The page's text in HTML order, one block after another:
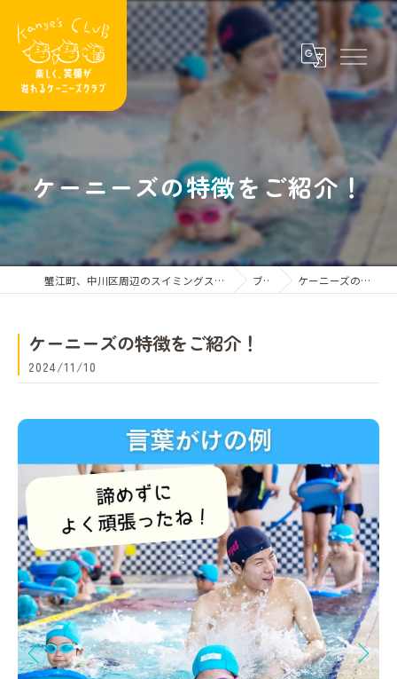
ケーニーズの特徴をご紹介！
蟹江町、中川区周辺のスイミングスクールならケーニーズクラブ ブログ ケーニーズの特徴をご紹介！
ケーニーズの特徴をご紹介！
2024/11/10